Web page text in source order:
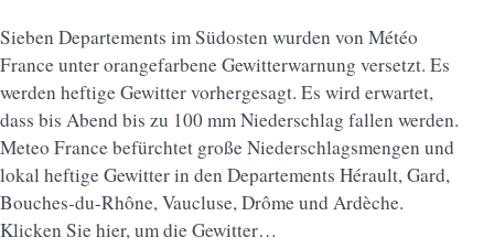
Sieben Departements im Südosten wurden von Météo
France unter orangefarbene Gewitterwarnung versetzt. Es
werden heftige Gewitter vorhergesagt. Es wird erwartet,
dass bis Abend bis zu 100 mm Niederschlag fallen werden.
Meteo France befürchtet große Niederschlagsmengen und
lokal heftige Gewitter in den Departements Hérault, Gard,
Bouches-du-Rhône, Vaucluse, Drôme und Ardèche.
Klicken Sie hier, um die Gewitter…